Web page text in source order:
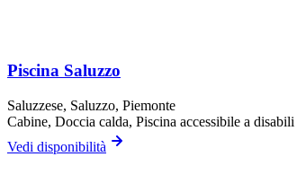
Piscina Saluzzo
Saluzzese, Saluzzo, Piemonte
Cabine, Doccia calda, Piscina accessibile a disabili
Vedi disponibilità